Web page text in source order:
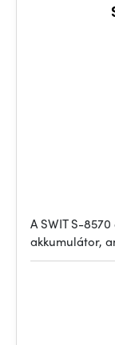
A SWIT S-
akkumulátor,